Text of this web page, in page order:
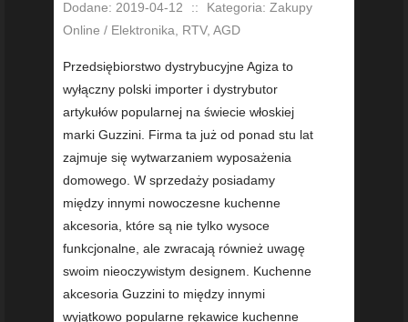
Dodane: 2019-04-12 ::
Kategoria: Zakupy
Online / Elektronika, RTV, AGD
Przedsiębiorstwo dystrybucyjne Agiza to
wyłączny polski importer i dystrybutor
artykułów popularnej na świecie włoskiej
marki Guzzini. Firma ta już od ponad stu lat
zajmuje się wytwarzaniem wyposażenia
domowego. W sprzedaży posiadamy
między innymi nowoczesne kuchenne
akcesoria, które są nie tylko wysoce
funkcjonalne, ale zwracają również uwagę
swoim nieoczywistym designem. Kuchenne
akcesoria Guzzini to między innymi
wyjątkowo popularne rękawice kuchenne